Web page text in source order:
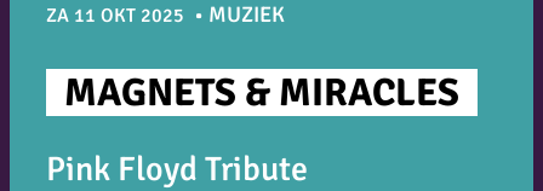
ZA 11 OKT 2025 MUZIEK
MAGNETS & MIRACLES
Pink Floyd Tribute